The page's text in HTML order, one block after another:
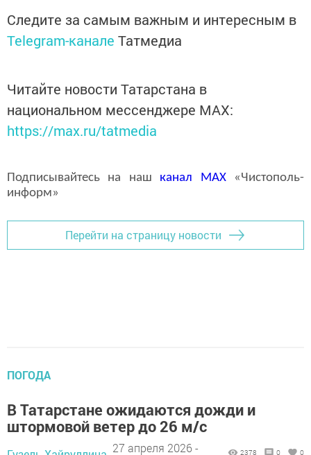
Следите за самым важным и интересным в
Telegram-канале Татмедиа
Читайте новости Татарстана в
национальном мессенджере MАХ:
https://max.ru/tatmedia
Подписывайтесь на наш канал MAX«Чистополь-
информ»
Перейти на страницу новости
ПОГОДА
В Татарстане ожидаются дожди и
штормовой ветер до 26 м/с
27 апреля 2026 -
2378 0 0